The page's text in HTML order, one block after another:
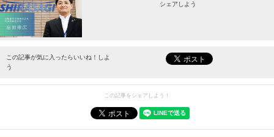
シェアしよう
最新情報をお届けします。
この記事が気に入ったらいいね！しよ
う
この記事をシェアしよう！